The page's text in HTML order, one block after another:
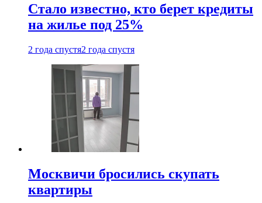
Стало известно, кто берет кредиты
на жилье под 25%
2 года спустя2 года спустя
Москвичи бросились скупать
квартиры